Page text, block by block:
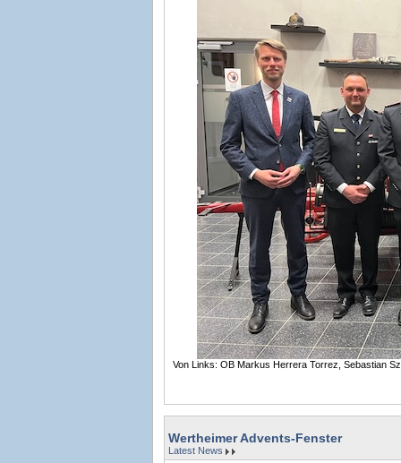
Von Links: OB Markus Herrera Torrez, Sebastian
Wertheimer Advents-Fenster
Latest News